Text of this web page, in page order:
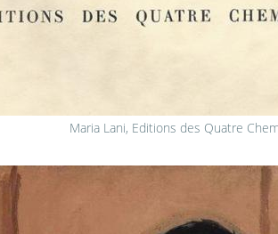
Maria Lani, Editions des Quatre